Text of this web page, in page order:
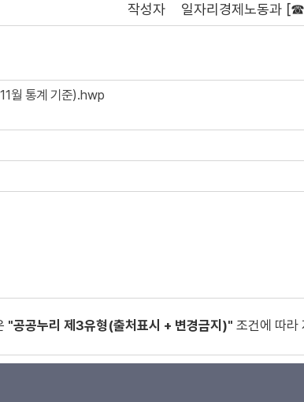
작성자 일자리경제노동과
월 통계 기준).hwp
"공공누리 제3유형(출처표시 + 변경금지)" 조건에 따라